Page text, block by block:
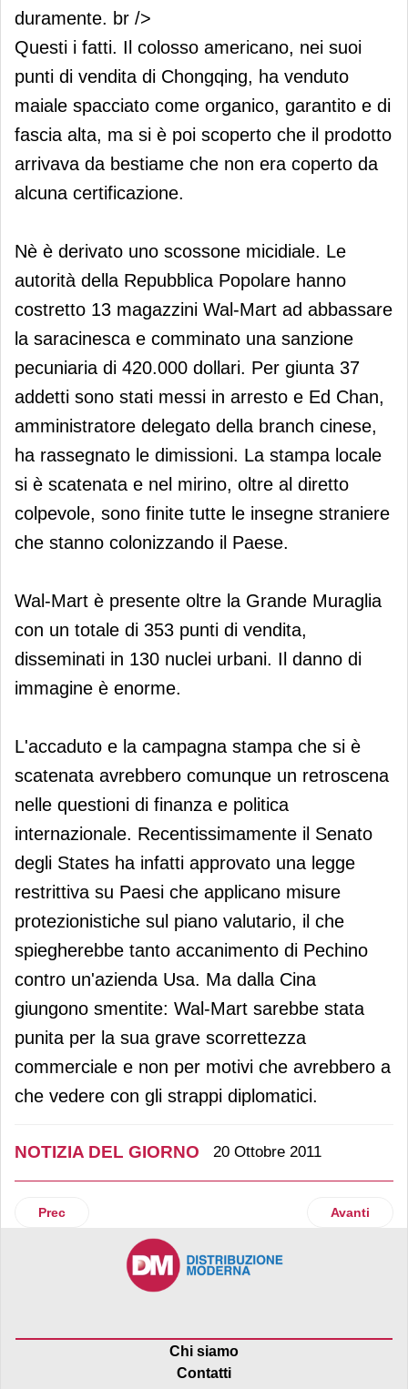
duramente. br />
Questi i fatti. Il colosso americano, nei suoi
punti di vendita di Chongqing, ha venduto
maiale spacciato come organico, garantito e di
fascia alta, ma si è poi scoperto che il prodotto
arrivava da bestiame che non era coperto da
alcuna certificazione.
Nè è derivato uno scossone micidiale. Le
autorità della Repubblica Popolare hanno
costretto 13 magazzini Wal-Mart ad abbassare
la saracinesca e comminato una sanzione
pecuniaria di 420.000 dollari. Per giunta 37
addetti sono stati messi in arresto e Ed Chan,
amministratore delegato della branch cinese,
ha rassegnato le dimissioni. La stampa locale
si è scatenata e nel mirino, oltre al diretto
colpevole, sono finite tutte le insegne straniere
che stanno colonizzando il Paese.
Wal-Mart è presente oltre la Grande Muraglia
con un totale di 353 punti di vendita,
disseminati in 130 nuclei urbani. Il danno di
immagine è enorme.
L'accaduto e la campagna stampa che si è
scatenata avrebbero comunque un retroscena
nelle questioni di finanza e politica
internazionale. Recentissimamente il Senato
degli States ha infatti approvato una legge
restrittiva su Paesi che applicano misure
protezionistiche sul piano valutario, il che
spiegherebbe tanto accanimento di Pechino
contro un'azienda Usa. Ma dalla Cina
giungono smentite: Wal-Mart sarebbe stata
punita per la sua grave scorrettezza
commerciale e non per motivi che avrebbero a
che vedere con gli strappi diplomatici.
NOTIZIA DEL GIORNO 20 Ottobre 2011
Articolo precedente: Pastificio De Cecco in salsa russa
Prec Articolo
Avanti
Chi siamo
Contatti